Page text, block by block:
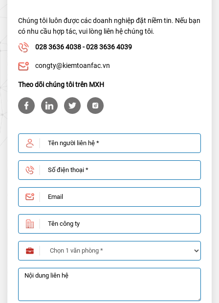
Chúng tôi luôn được các doanh nghiệp đặt niềm tin. Nếu bạn
có nhu cầu hợp tác, vui lòng liên hệ chúng tôi.
028 3636 4038 - 028 3636 4039
congty@kiemtoanfac.vn
Theo dõi chúng tôi trên MXH